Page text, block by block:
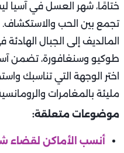
ختامًا، شهر العسل في آسيا
تجمع بين الحب
المالديف إلى الجبال
طوكيو وسنغافورة، تضمن
اختر الوجهة التي تناسبك
مليئة بالمغامرات
موضوعات متعلقة:
أنسب الأماكن لقضاء